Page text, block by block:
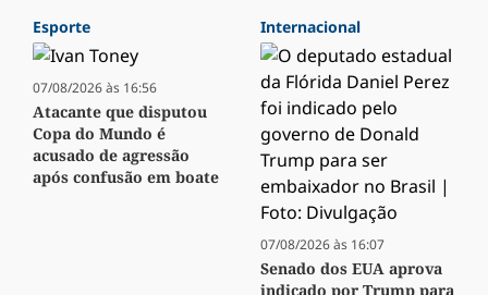
Esporte
07/08/2026 às 16:56
Atacante que disputou
Copa do Mundo é
acusado de agressão
após confusão em boate
Internacional
07/08/2026 às 16:07
Senado dos EUA aprova
indicado por Trump para